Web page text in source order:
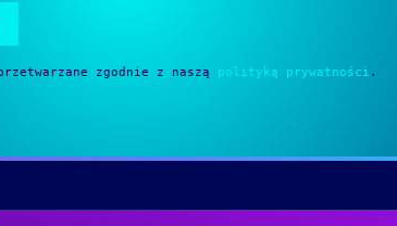
zgodnie z naszą polityką prywatności .